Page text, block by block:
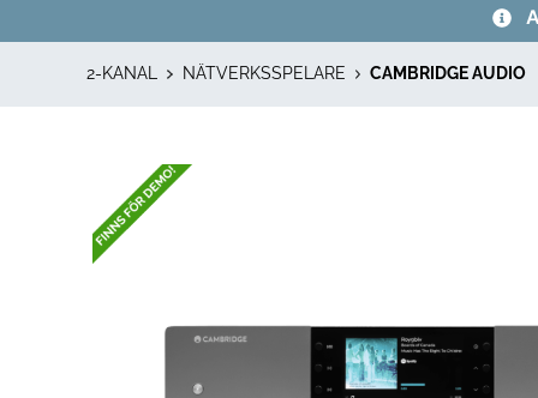
2-KANAL NÄTVERKSSPELARE CAMBRIDGE AUDIO